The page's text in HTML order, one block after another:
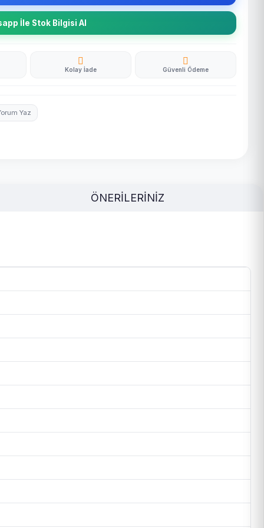
İle Stok Bilgisi Al
Kolay İade Güvenli Ödeme
Yaz
ÖNERİLERİNİZ